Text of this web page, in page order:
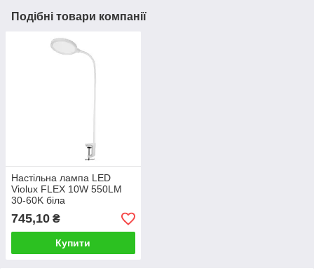
Подібні товари компанії
Настільна лампа LED
Violux FLEX 10W 550LM
30-60K біла
745,10 ₴
Купити